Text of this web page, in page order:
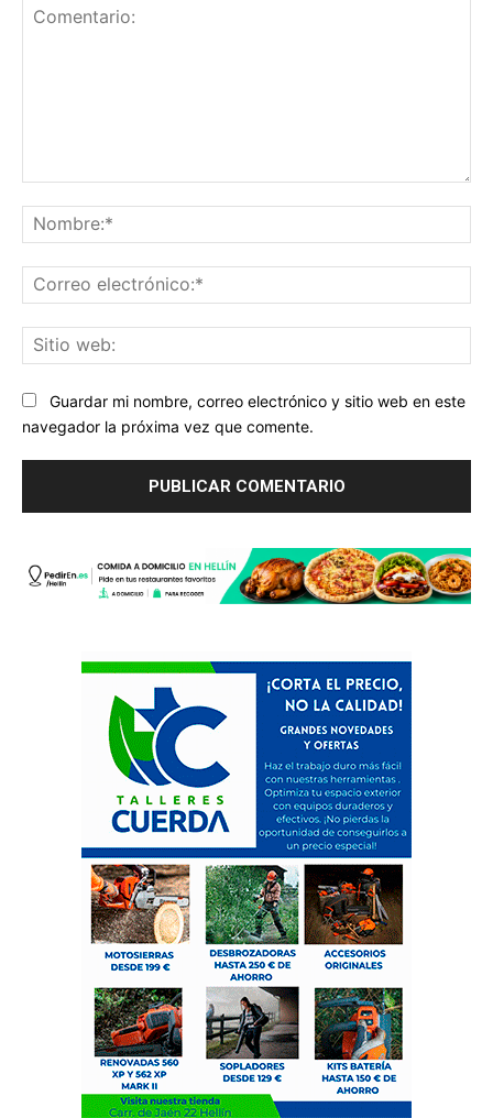
Guardar mi nombre, correo electrónico y sitio web en este
navegador la próxima vez que comente.